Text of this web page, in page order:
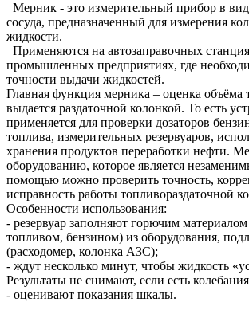
Мерник - это измерительный прибор в
сосуда, предназначенный для измерения
жидкости.
Применяются на автозаправочных
промышленных предприятиях, где
точности выдачи жидкостей.
Главная функция мерника – оценка объёма
выдается раздаточной колонкой. То есть
применяется для проверки дозаторов
топлива, измерительных резервуаров,
хранения продуктов переработки нефти.
оборудованию, которое является
помощью можно проверить точность,
исправность работы топливораздаточной
Особенности использования:
- резервуар заполняют горючим
топливом, бензином) из оборудования,
(расходомер, колонка АЗС);
- ждут несколько минут, чтобы жидкость
Результаты не снимают, если есть
- оценивают показания шкалы.